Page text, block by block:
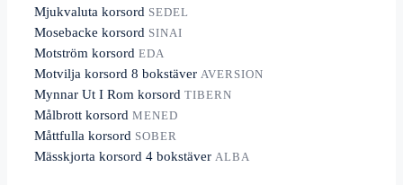
Mjukvaluta korsord SEDEL
Mosebacke korsord SINAI
Motström korsord EDA
Motvilja korsord 8 bokstäver AVERSION
Mynnar Ut I Rom korsord TIBERN
Målbrott korsord MENED
Måttfulla korsord SOBER
Mässkjorta korsord 4 bokstäver ALBA